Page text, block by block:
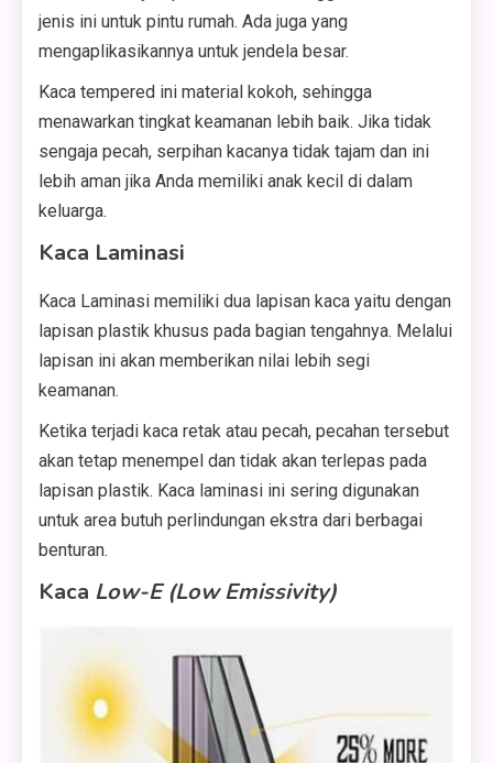
jenis ini untuk pintu rumah. Ada juga yang
mengaplikasikannya untuk jendela besar.
Kaca tempered ini material kokoh, sehingga
menawarkan tingkat keamanan lebih baik. Jika tidak
sengaja pecah, serpihan kacanya tidak tajam dan ini
lebih aman jika Anda memiliki anak kecil di dalam
keluarga.
Kaca Laminasi
Kaca Laminasi memiliki dua lapisan kaca yaitu dengan
lapisan plastik khusus pada bagian tengahnya. Melalui
lapisan ini akan memberikan nilai lebih segi
keamanan.
Ketika terjadi kaca retak atau pecah, pecahan tersebut
akan tetap menempel dan tidak akan terlepas pada
lapisan plastik. Kaca laminasi ini sering digunakan
untuk area butuh perlindungan ekstra dari berbagai
benturan.
Kaca Low-E (Low Emissivity)